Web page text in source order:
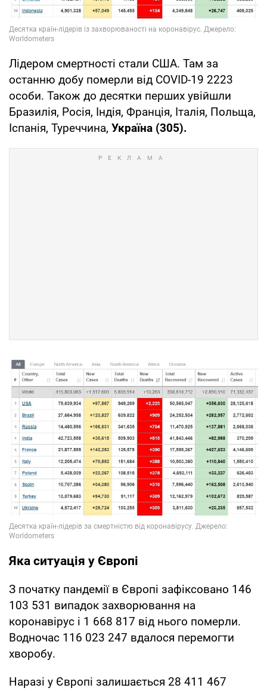
Лідером смертності стали США. Там за
останню добу померли від COVID-19 2223
особи. Також до десятки перших увійшли
Бразилія, Росія, Індія, Франція, Італія, Польща,
Іспанія, Туреччина, Україна (305).
Яка ситуація у Європі
З початку пандемії в Європі зафіксовано 146
103 531 випадок захворювання на
коронавірус і 1 668 817 від нього померли.
Водночас 116 023 247 вдалося перемогти
хворобу.
Наразі у Європі залишається 28 411 467